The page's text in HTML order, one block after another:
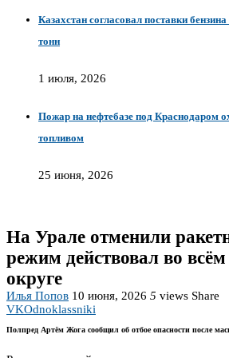
Казахстан согласовал поставки
тонн
1 июля, 2026
Пожар на нефтебазе под Краснодаром
топливом
25 июня, 2026
На Урале отменили
режим действовал во
округе
Илья Попов 10 июня, 2026 5 views Share
VKOdnoklassniki
Полпред Артём Жога сообщил об отбое опасности после